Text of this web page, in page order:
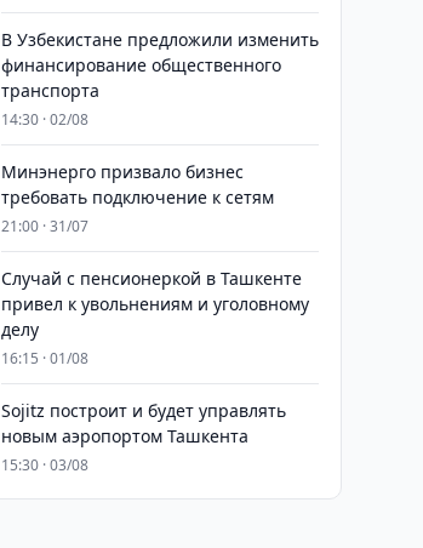
В Узбекистане предложили изменить
финансирование общественного
транспорта
14:30 · 02/08
Минэнерго призвало бизнес
требовать подключение к сетям
21:00 · 31/07
Случай с пенсионеркой в Ташкенте
привел к увольнениям и уголовному
делу
16:15 · 01/08
Sojitz построит и будет управлять
новым аэропортом Ташкента
15:30 · 03/08